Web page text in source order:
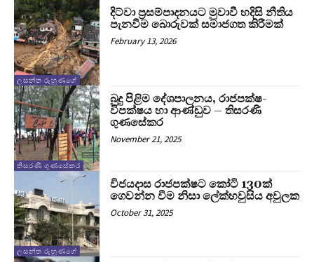
ලසන්ත රුහුණගේ
දිට්වා ප්‍රසම්පාදනයට මුවාවී හදිසි නීතිය
පැනවීම බොරුවක් සමාජගත කිරීමක්
February 13, 2026
තිසරණී ගුණසේකර
බුදු පිළිම දේශපාලනය, රාජපක්ෂ-
විපක්ෂය හා ආණ්ඩුව – තිසරණි
ගුණසේකර
November 21, 2025
ලසන්ත රුහුණගේ
විජයදාස රාජපක්ෂට කෝටි 130ක්
ගෙවන්න වීම නිසා ලේක්හවුසිය අවුලක
October 31, 2025